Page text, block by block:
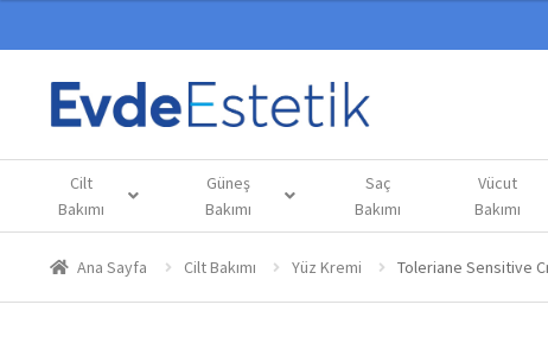
Cilt
Bakımı
Güneş
Bakımı
Saç
Bakımı
Vücut
Bakımı
Ana Sayfa Cilt Bakımı Yüz Kremi Toleriane Sensitive